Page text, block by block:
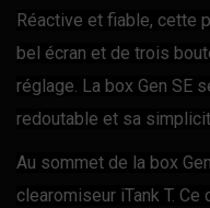
Réactive et fiable, cette
bel écran et de trois
réglage. La box Gen SE
redoutable et sa
Au sommet de la box
clearomiseur iTank T.